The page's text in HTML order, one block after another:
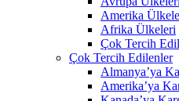
Amerika
Afrika Ülkeleri
Çok Tercih
Çok Tercih Edilenler
Almanya’ya
Amerika’ya